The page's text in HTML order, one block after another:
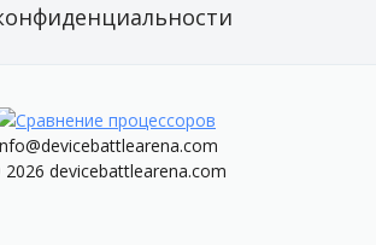
devicebattlearena.com